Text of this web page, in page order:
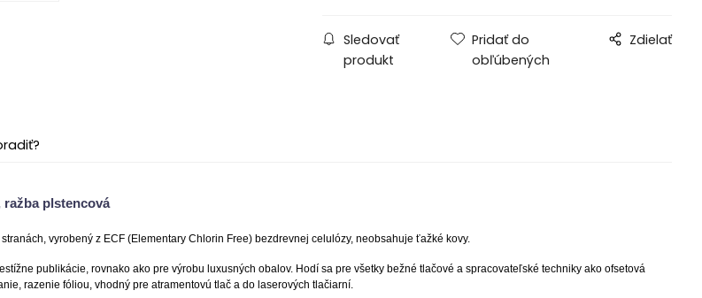
Sledovať
produkt
Pridať do
obľúbených
Zdielať
ražba plstencová
vyrobený z ECF (Elementary Chlorin Free) bezdrevnej celulózy, neobsahuje ťažké kovy.
publikácie, rovnako ako pre výrobu luxusných obalov. Hodí sa pre všetky bežné tlačové a spracovateľské techniky ako ofsetová
razenie fóliou, vhodný pre atramentovú tlač a do laserových tlačiarní.